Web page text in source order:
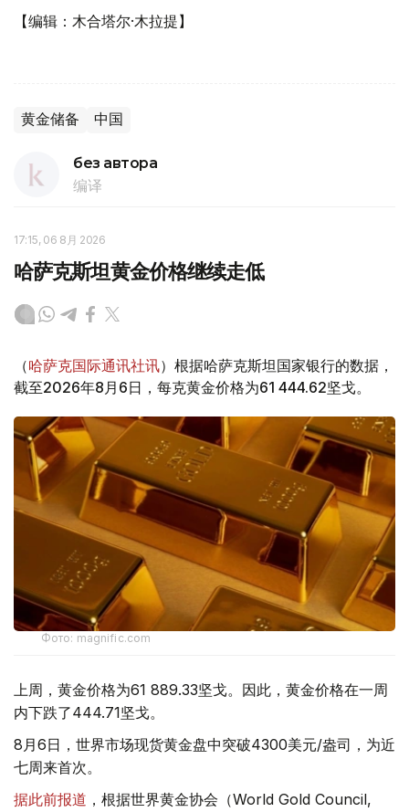
【编辑：木合塔尔·木拉提】
黄金储备 中国
без автора
编译
17:15, 06 8月 2026
哈萨克斯坦黄金价格继续走低
（哈萨克国际通讯社讯）根据哈萨克斯坦国家银行的数据，
截至2026年8月6日，每克黄金价格为61 444.62坚戈。
Фото: magnific.com
上周，黄金价格为61 889.33坚戈。因此，黄金价格在一周
内下跌了444.71坚戈。
8月6日，世界市场现货黄金盘中突破4300美元/盎司，为近
七周来首次。
据此前报道 ，根据世界黄金协会（World Gold Council,